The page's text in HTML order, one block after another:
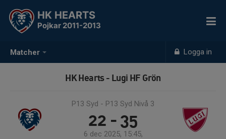
Matcher Logga in
HK HEARTS
Pojkar 2011-2013
HK Hearts - Lugi HF Grön
P13 Syd - P13 Syd Nivå 3
22 - 35
6 dec 2025, 15:45,